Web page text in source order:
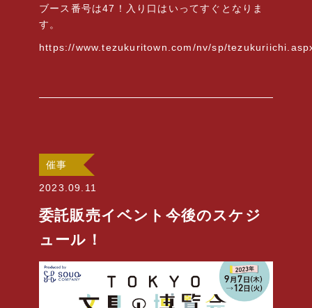
ブース番号は47！入り口はいってすぐとなりま
す。
https://www.tezukuritown.com/nv/sp/
催事
2023.09.11
委託販売イベント今後のスケジ
ュール！